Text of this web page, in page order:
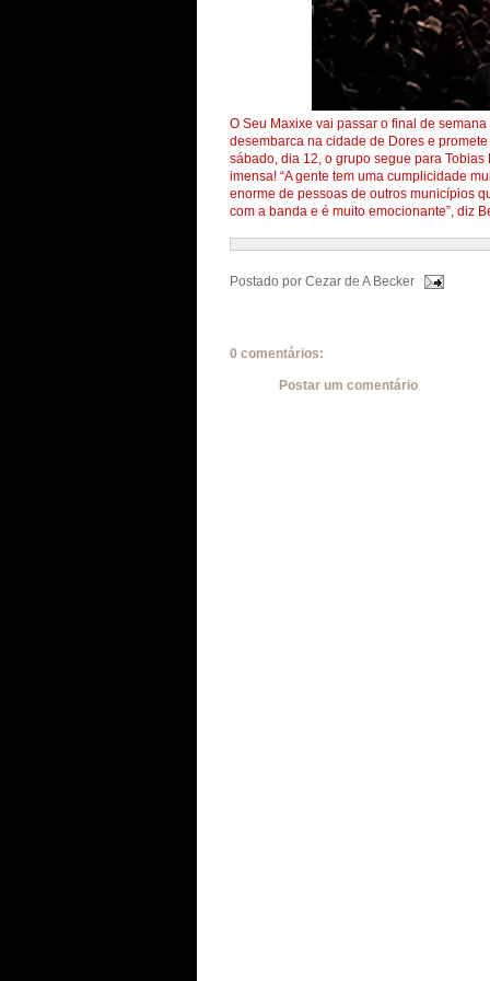
O Seu Maxixe vai passar o final de
desembarca na cidade de Dores e
sábado, dia 12, o grupo segue para
imensa! “A gente tem uma cumplicidade
enorme de pessoas de outros municípios
com a banda e é muito emocionante”, diz
Postado por Cezar de A Becker
0 comentários:
Postar um comentário